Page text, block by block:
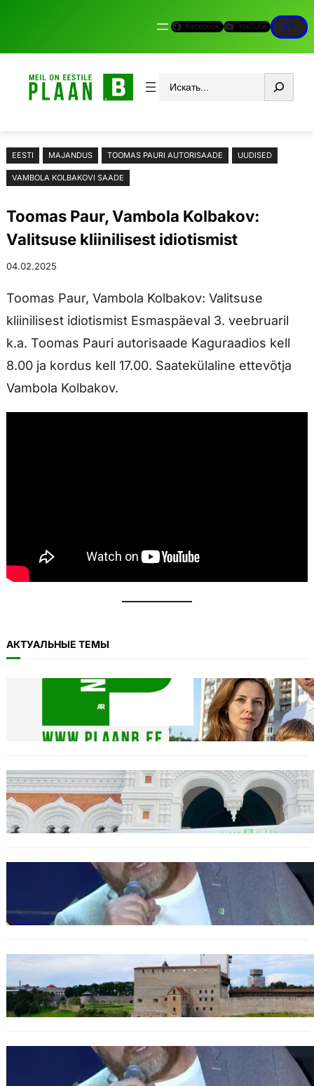
juurde
Facebook YouTube ET
Otsi
EESTI MAJANDUS TOOMAS PAURI AUTORISAADE UUDISED
VAMBOLA KOLBAKOVI SAADE
Toomas Paur, Vambola Kolbakov:
Valitsuse kliinilisest idiotismist
04.02.2025
Toomas Paur, Vambola Kolbakov: Valitsuse
kliinilisest idiotismist Esmaspäeval 3. veebruaril
k.a. Toomas Pauri autorisaade Kaguraadios kell
8.00 ja kordus kell 17.00. Saatekülaline ettevõtja
Vambola Kolbakov.
АКТУАЛЬНЫЕ ТЕМЫ
11.11: Пикет на Тоомпеа
Täname Plaan B toetajaid ja ka vaenlasi!
20.10.2025
Urbo Vaarmann: Kuidas poliitika on
muutunud skandaalide areeniks
14.10.2025
Программа в Нарве: Plaan B Narva Linna
Pulss – Новая жизнь для Нарвы!
08.10.2025
Дебаты BAZAR: Кандидатов по осени
считают
04.09.2025